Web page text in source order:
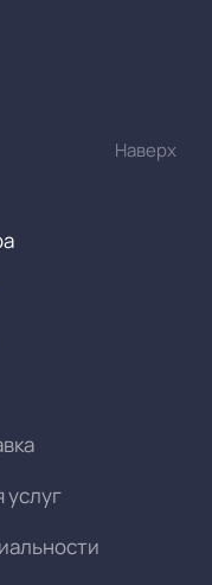
Наверх
услуг